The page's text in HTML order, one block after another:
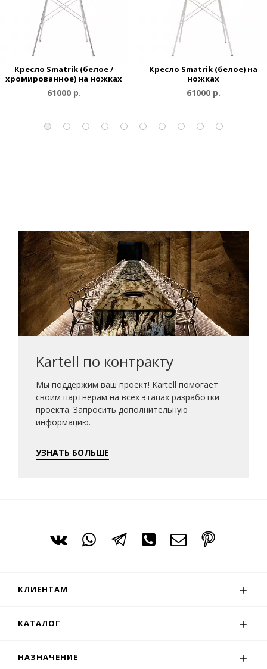
Кресло Smatrik (белое /
хромированное) на ножках
61000 р.
Кресло Smatrik (белое) на
ножках
61000 р.
Kartell по контракту
Мы поддержим ваш проект! Kartell помогает
своим партнерам на всех этапах разработки
проекта. Запросить дополнительную
информацию.
УЗНАТЬ БОЛЬШЕ
КЛИЕНТАМ
КАТАЛОГ
НАЗНАЧЕНИЕ